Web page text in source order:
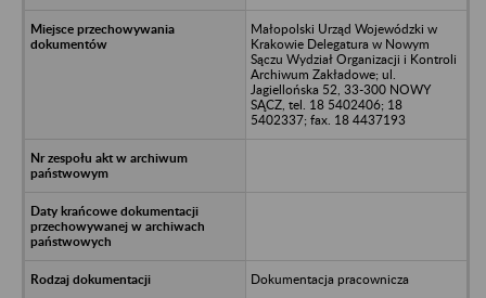
Małopolski Urząd Wojewódzki w
Krakowie Delegatura w Nowym
Sączu Wydział Organizacji i Kontroli
Archiwum Zakładowe; ul.
Jagiellońska 52, 33-300 NOWY
SĄCZ, tel. 18 5402406; 18
5402337; fax. 18 4437193
Dokumentacja pracownicza